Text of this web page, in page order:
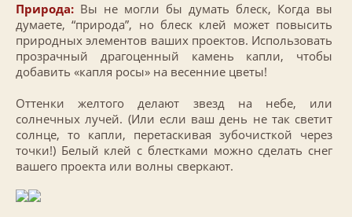
Природа: Вы не могли бы думать блеск, Когда вы
думаете, “природа”, но блеск клей может повысить
природных элементов ваших проектов. Использовать
прозрачный драгоценный камень капли, чтобы
добавить «капля росы» на весенние цветы!
Оттенки желтого делают звезд на небе, или
солнечных лучей. (Или если ваш день не так светит
солнце, то капли, перетаскивая зубочисткой через
точки!) Белый клей с блестками можно сделать снег
вашего проекта или волны сверкают.